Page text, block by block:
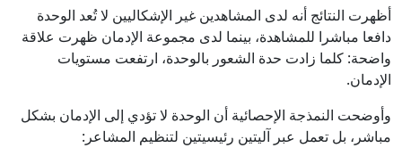
أظهرت النتائج أنه لدى المشاهدين غير الإشكاليين لا تُعد الوحدة
دافعا مباشرا للمشاهدة، بينما لدى مجموعة الإدمان ظهرت علاقة
واضحة: كلما زادت حدة الشعور بالوحدة، ارتفعت مستويات
الإدمان.
وأوضحت النمذجة الإحصائية أن الوحدة لا تؤدي إلى الإدمان بشكل
مباشر، بل تعمل عبر آليتين رئيسيتين لتنظيم المشاعر: